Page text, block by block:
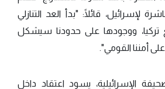
لإسرائيل، قائلًا: "بدأ العد التنازلي
ووجودها على حدودنا سيشكل
أمننا القومي".
الإسرائيلية، يسود اعتقاد داخل